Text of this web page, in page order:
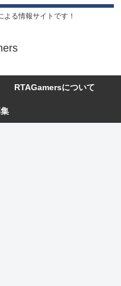
よる情報サイトです！
RTAGamersについて